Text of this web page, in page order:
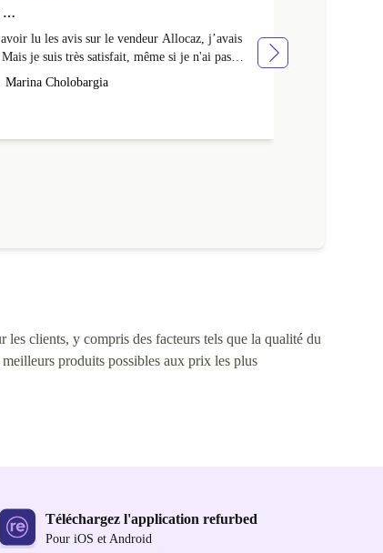
…
lu les avis sur le vendeur Allocaz, j’avais
je suis très satisfait, même si je n'ai pas
Apple d'origine, mais un emballage en
Je l'ai aussi reçu avec un peu de retard. Cela fait
Marina Cholobargia
clients, y compris des facteurs tels que la qualité du
produits possibles aux prix les plus
Téléchargez l'application refurbed
Pour iOS et Android